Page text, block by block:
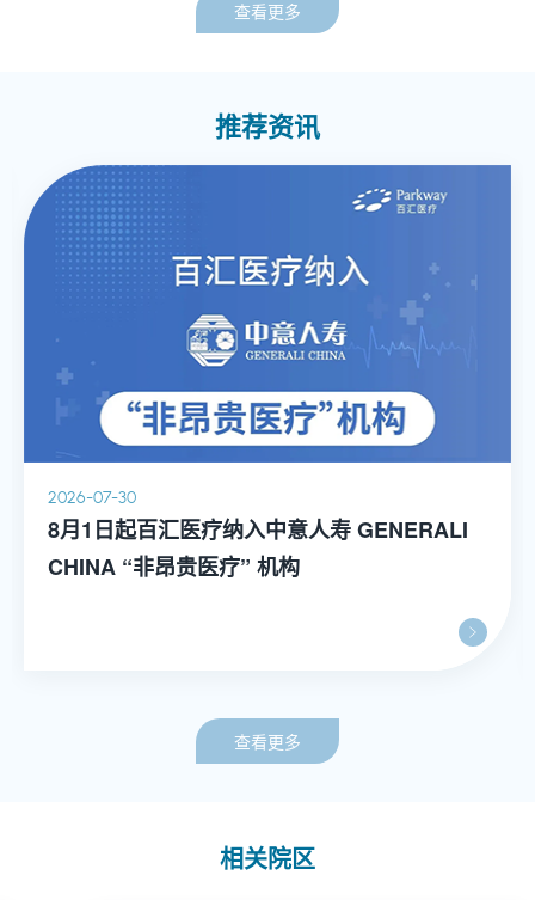
过10年的相关工作经验，对预防接种的理论，实践以及
不同国家的接种程序，都具有深刻的理解和丰富的经
方位满足客户及其家人的健康需求，为客户提供高标准
查看更多
推荐资讯
2026-07-30
8月1日起百汇医疗纳入中意人寿 GENERALI
CHINA “非昂贵医疗” 机构
查看更多
相关院区